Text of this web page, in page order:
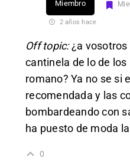
Miembro
2 años hace
Off topic:¿a vosotros
cantinela de lo de
romano? Ya no se si
recomendada y las
bombardeando con
ha puesto de moda
0